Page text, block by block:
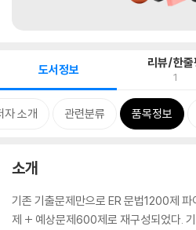
도서정보 리뷰/한줄
1
자 소개 관련분류 품목정보
소개
기존 기출문제만으로 ER 문법1200제
제 + 예상문제600제로 재구성되었다.